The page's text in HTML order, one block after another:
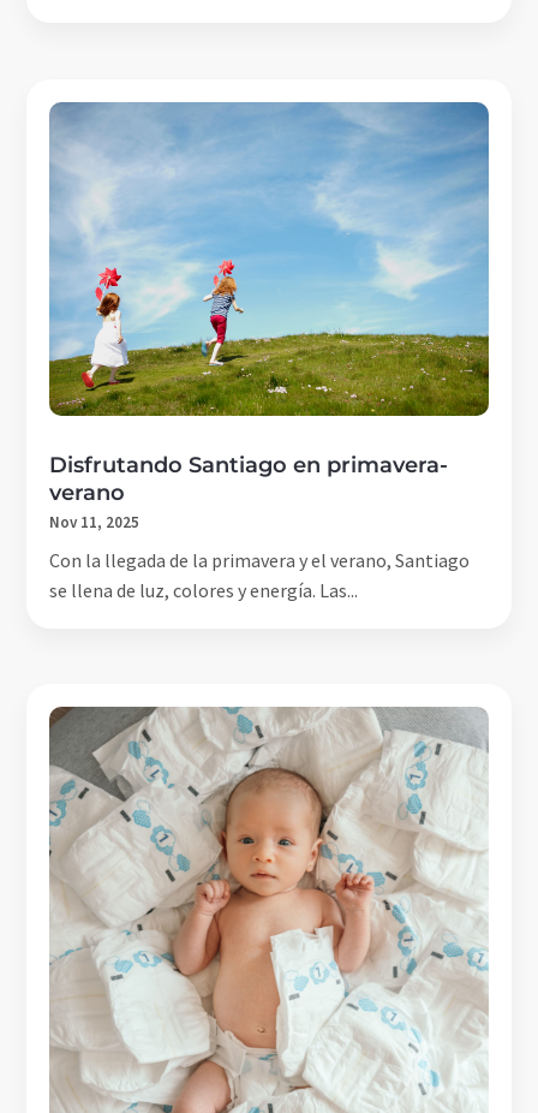
Disfrutando Santiago en primavera-
verano
Nov 11, 2025
Con la llegada de la primavera y el verano, Santiago
se llena de luz, colores y energía. Las...